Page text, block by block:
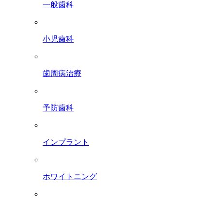
一般歯科
小児歯科
歯周病治療
予防歯科
インプラント
ホワイトニング